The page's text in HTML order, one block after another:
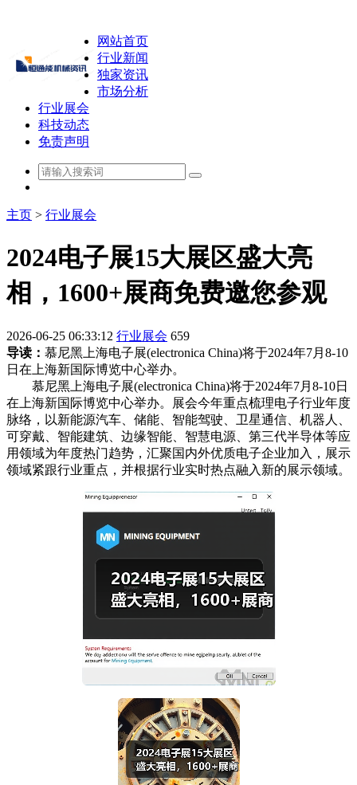
网站首页
行业新闻
独家资讯
市场分析
行业展会
科技动态
免责声明
主页 > 行业展会
2024电子展15大展区盛大亮
相，1600+展商免费邀您参观
2026-06-25 06:33:12 行业展会 659
导读： 慕尼黑上海电子展(electronica China)将于2024年7月8-10
日在上海新国际博览中心举办。
慕尼黑上海电子展(electronica China)将于2024年7月8-10日
在上海新国际博览中心举办。展会今年重点梳理电子行业年度
脉络，以新能源汽车、储能、智能驾驶、卫星通信、机器人、
可穿戴、智能建筑、边缘智能、智慧电源、第三代半导体等应
用领域为年度热门趋势，汇聚国内外优质电子企业加入，展示
领域紧跟行业重点，并根据行业实时热点融入新的展示领域。